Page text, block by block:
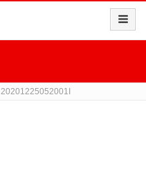
20201225052001I